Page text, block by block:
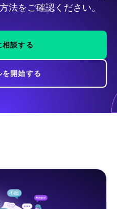
法をご確認ください。
相談する
を開始する